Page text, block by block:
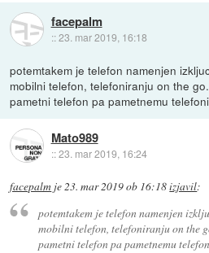
facepalm
::23. mar 2019, 16:18
potemtakem je telefon namenjen
mobilni telefon, telefoniranju on the go.
pametni telefon pa pametnemu
Mato989
::23. mar 2019, 16:24
facepalm je23. mar 2019 ob 16:18izjavil:
potemtakem je telefon namenjen
mobilni telefon, telefoniranju on the
pametni telefon pa pametnemu